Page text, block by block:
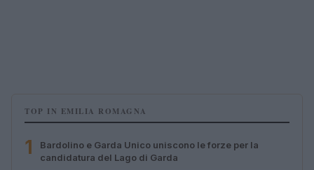
TOP IN EMILIA ROMAGNA
1
Bardolino e Garda Unico uniscono le forze per la
candidatura del Lago di Garda